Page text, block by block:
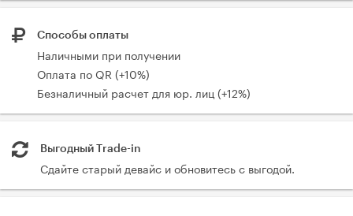
Способы оплаты
Наличными при получении
Оплата по QR (+10%)
Безналичный расчет для юр. лиц (+12%)
Выгодный Trade-in
Сдайте старый девайс и обновитесь с выгодой.